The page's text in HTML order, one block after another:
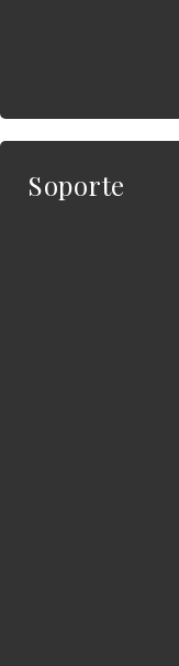
Soporte